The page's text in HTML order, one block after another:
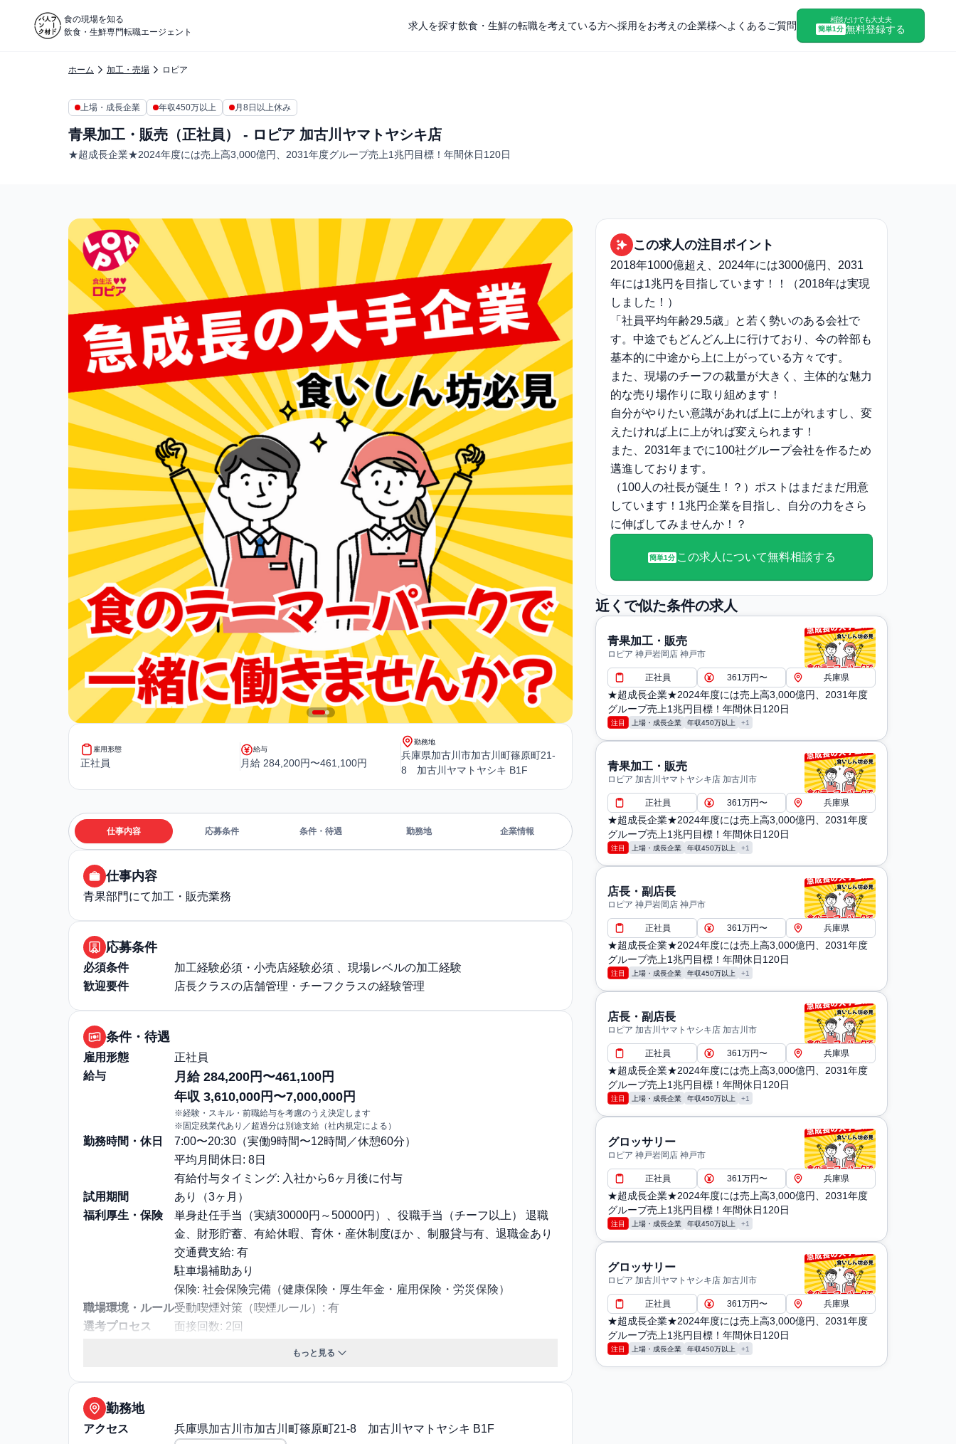
食の現場を知る
飲食・生鮮専門転職エージェント
求人を探す飲食・生鮮の転職を考えている方へ採用をお考えの企業様へよくあるご質問
相談だけでも大丈夫
簡単1分 無料登録する
ホーム 加工・売場 ロピア
上場・成長企業 年収450万以上 月8日以上休み
青果加工・販売（正社員） - ロピア 加古川ヤマトヤシキ店
★超成長企業★2024年度には売上高3,000億円、2031年度グループ売上1兆円目標！年間休日120日
雇用形態
正社員
給与
月給 284,200円〜461,100円
勤務地
兵庫県加古川市加古川町篠原町21-
8 加古川ヤマトヤシキ B1F
仕事内容 応募条件 条件・待遇 勤務地 企業情報
仕事内容
青果部門にて加工・販売業務
応募条件
必須条件
加工経験必須・小売店経験必須 、現場レベルの加工経験
歓迎要件
店長クラスの店舗管理・チーフクラスの経験管理
条件・待遇
雇用形態
正社員
給与
月給 284,200円〜461,100円
年収 3,610,000円〜7,000,000円
※経験・スキル・前職給与を考慮のうえ決定します
※固定残業代あり／超過分は別途支給（社内規定による）
勤務時間・休日
7:00〜20:30（実働9時間〜12時間／休憩60分）
平均月間休日: 8日
有給付与タイミング: 入社から6ヶ月後に付与
試用期間
あり（3ヶ月）
福利厚生・保険
単身赴任手当（実績30000円～50000円）、役職手当（チーフ以上） 退職
金、財形貯蓄、有給休暇、育休・産休制度ほか 、制服貸与有、退職金あり
交通費支給: 有
駐車場補助あり
保険: 社会保険完備（健康保険・厚生年金・雇用保険・労災保険）
職場環境・ルール受動喫煙対策（喫煙ルール）: 有
選考プロセス
面接回数: 2回
その他
勤務・休日に関する補足: ■休憩60分(シフトにより90分休憩の可能性あり)■
グレード5以上の管理職グレード、グレードA（管理職候補：一般職）、契
もっと見る
勤務地
アクセス 兵庫県加古川市加古川町篠原町21-8 加古川ヤマトヤシキ B1F
この求人の注目ポイント
2018年1000億超え、2024年には3000億円、2031
年には1兆円を目指しています！！（2018年は実現
しました！）
「社員平均年齢29.5歳」と若く勢いのある会社で
す。中途でもどんどん上に行けており、今の幹部も
基本的に中途から上に上がっている方々です。
また、現場のチーフの裁量が大きく、主体的な魅力
的な売り場作りに取り組めます！
自分がやりたい意識があれば上に上がれますし、変
えたければ上に上がれば変えられます！
また、2031年までに100社グループ会社を作るため
邁進しております。
（100人の社長が誕生！？）ポストはまだまだ用意
しています！1兆円企業を目指し、自分の力をさら
に伸ばしてみませんか！？
簡単1分この求人について無料相談する
近くで似た条件の求人
青果加工・販売
ロピア 神戸岩岡店 神戸市
正社員 361万円〜 兵庫県
★超成長企業★2024年度には売上高3,000億円、2031年度
グループ売上1兆円目標！年間休日120日
注目 上場・成長企業 年収450万以上 +1
青果加工・販売
ロピア 加古川ヤマトヤシキ店 加古川市
正社員 361万円〜 兵庫県
★超成長企業★2024年度には売上高3,000億円、2031年度
グループ売上1兆円目標！年間休日120日
注目 上場・成長企業 年収450万以上 +1
店長・副店長
ロピア 神戸岩岡店 神戸市
正社員 361万円〜 兵庫県
★超成長企業★2024年度には売上高3,000億円、2031年度
グループ売上1兆円目標！年間休日120日
注目 上場・成長企業 年収450万以上 +1
店長・副店長
ロピア 加古川ヤマトヤシキ店 加古川市
正社員 361万円〜 兵庫県
★超成長企業★2024年度には売上高3,000億円、2031年度
グループ売上1兆円目標！年間休日120日
注目 上場・成長企業 年収450万以上 +1
グロッサリー
ロピア 神戸岩岡店 神戸市
正社員 361万円〜 兵庫県
★超成長企業★2024年度には売上高3,000億円、2031年度
グループ売上1兆円目標！年間休日120日
注目 上場・成長企業 年収450万以上 +1
グロッサリー
ロピア 加古川ヤマトヤシキ店 加古川市
正社員 361万円〜 兵庫県
★超成長企業★2024年度には売上高3,000億円、2031年度
グループ売上1兆円目標！年間休日120日
注目 上場・成長企業 年収450万以上 +1